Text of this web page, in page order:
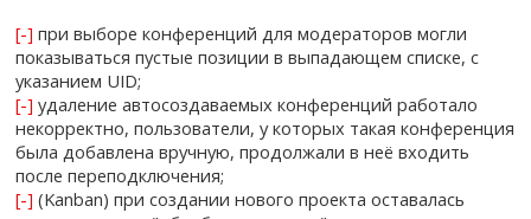
[-] при выборе конференций для модераторов могли
показываться пустые позиции в выпадающем списке, с
указанием UID;
[-] удаление автосоздаваемых конференций работало
некорректно, пользователи, у которых такая конференция
была добавлена вручную, продолжали в неё входить
после переподключения;
[-] (Kanban) при создании нового проекта оставалась